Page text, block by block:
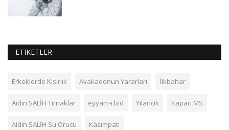
ETIKETLER
Erkeklerde Kısırlık Avakadonun Yararları İlkbahar
Aidin SALİH Tırnaklar eyyam-ı bid Yılancık Kapari MS
Aidin SALİH Su Orucu Kasımpatı